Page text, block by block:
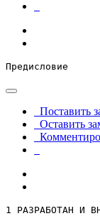
Предисловие
Поставить
Оставить
1 РАЗРАБОТАН И